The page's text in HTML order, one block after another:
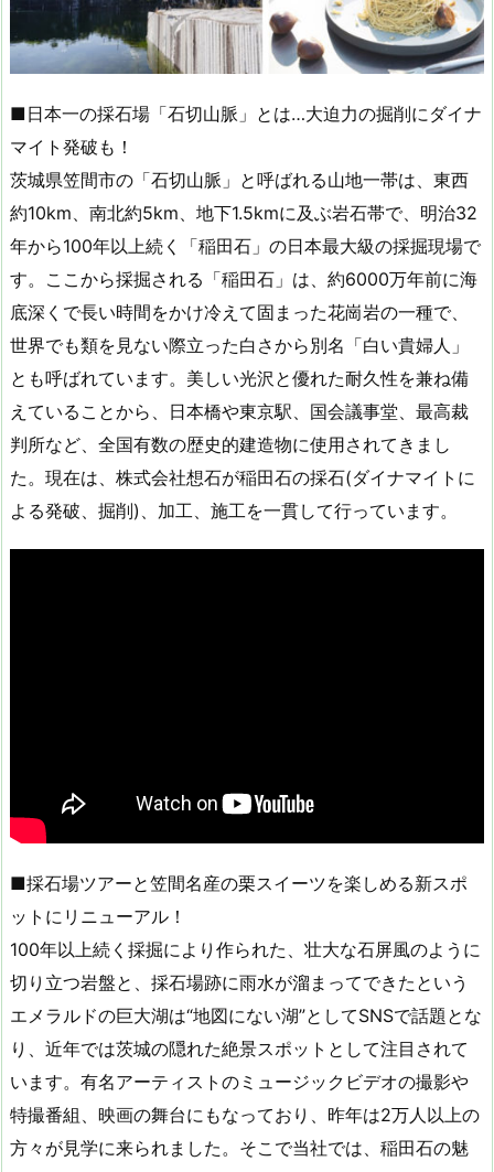
■日本一の採石場「石切山脈」とは…大迫力の掘削にダイナ
マイト発破も！
茨城県笠間市の「石切山脈」と呼ばれる山地一帯は、東西
約10km、南北約5km、地下1.5kmに及ぶ岩石帯で、明治32
年から100年以上続く「稲田石」の日本最大級の採掘現場で
す。ここから採掘される「稲田石」は、約6000万年前に海
底深くで長い時間をかけ冷えて固まった花崗岩の一種で、
世界でも類を見ない際立った白さから別名「白い貴婦人」
とも呼ばれています。美しい光沢と優れた耐久性を兼ね備
えていることから、日本橋や東京駅、国会議事堂、最高裁
判所など、全国有数の歴史的建造物に使用されてきまし
た。現在は、株式会社想石が稲田石の採石(ダイナマイトに
よる発破、掘削)、加工、施工を一貫して行っています。
■採石場ツアーと笠間名産の栗スイーツを楽しめる新スポ
ットにリニューアル！
100年以上続く採掘により作られた、壮大な石屏風のように
切り立つ岩盤と、採石場跡に雨水が溜まってできたという
エメラルドの巨大湖は“地図にない湖”としてSNSで話題とな
り、近年では茨城の隠れた絶景スポットとして注目されて
います。有名アーティストのミュージックビデオの撮影や
特撮番組、映画の舞台にもなっており、昨年は2万人以上の
方々が見学に来られました。そこで当社では、稲田石の魅